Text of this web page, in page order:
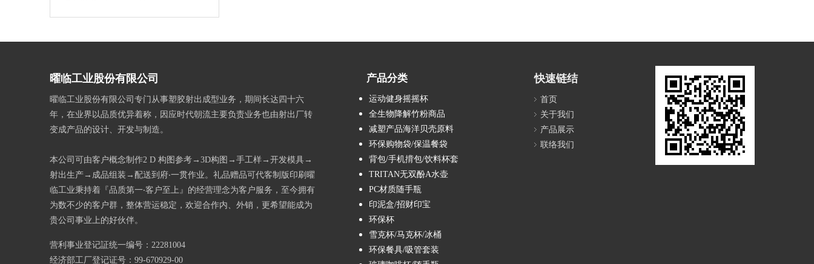
曜临工业股份有限公司
曜临工业股份有限公司专门从事塑胶射出成型业务，期间长达四十六
年，在业界以品质优异着称，因应时代朝流主要负责业务也由射出厂转
变成产品的设计、开发与制造。
本公司可由客户概念制作2 D 构图参考→3D构图→手工样→开发模具→
射出生产→成品组装→配送到府‧一贯作业。礼品赠品可代客制版印刷曜
临工业秉持着『品质第一‧客户至上』的经营理念为客户服务，至今拥有
为数不少的客户群，整体营运稳定，欢迎合作内、外销，更希望能成为
贵公司事业上的好伙伴。
营利事业登记証统一编号：22281004
经济部工厂登记证号：99-670929-00
产品分类
运动健身摇摇杯
全生物降解竹粉商品
减塑产品海洋贝壳原料
环保购物袋/保温餐袋
背包/手机揹包/饮料杯套
TRITAN无双酚A水壶
PC材质随手瓶
印泥盒/招财印宝
环保杯
雪克杯/马克杯/冰桶
环保餐具/吸管套装
快速链结
首页
关于我们
产品展示
联络我们